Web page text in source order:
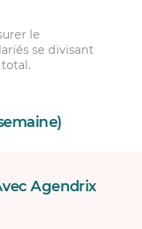
le
se divisant
Agendrix